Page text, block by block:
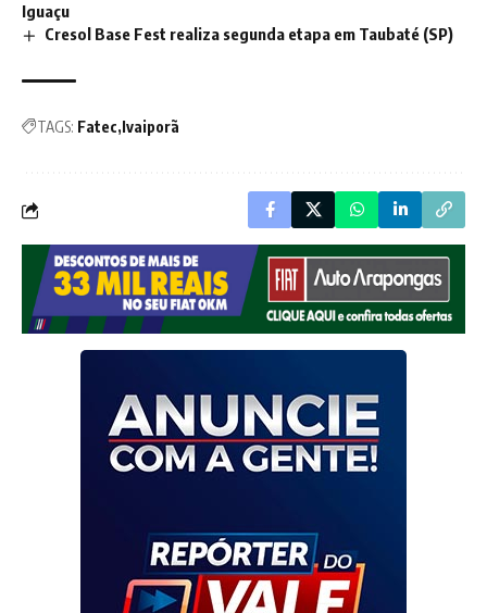
Iguaçu
Cresol Base Fest realiza segunda etapa em Taubaté (SP)
TAGS: Fatec Ivaiporã